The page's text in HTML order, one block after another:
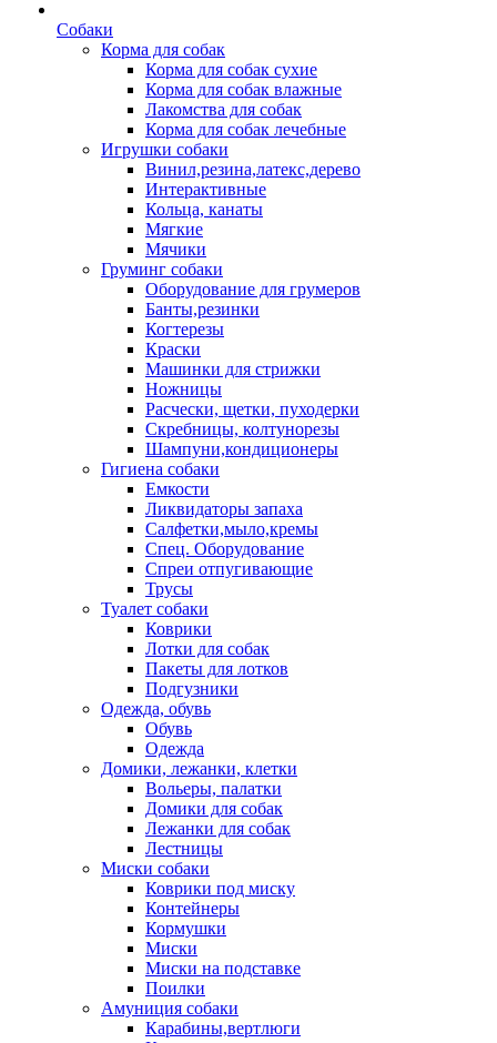
Собаки
Корма для собак
Корма для собак сухие
Корма для собак влажные
Лакомства для собак
Корма для собак лечебные
Игрушки собаки
Винил,резина,латекс,дерево
Интерактивные
Кольца, канаты
Мягкие
Мячики
Груминг собаки
Оборудование для грумеров
Банты,резинки
Когтерезы
Краски
Машинки для стрижки
Ножницы
Расчески, щетки, пуходерки
Скребницы, колтунорезы
Шампуни,кондиционеры
Гигиена собаки
Емкости
Ликвидаторы запаха
Салфетки,мыло,кремы
Спец. Оборудование
Спреи отпугивающие
Трусы
Туалет собаки
Коврики
Лотки для собак
Пакеты для лотков
Подгузники
Одежда, обувь
Обувь
Одежда
Домики, лежанки, клетки
Вольеры, палатки
Домики для собак
Лежанки для собак
Лестницы
Миски собаки
Коврики под миску
Контейнеры
Кормушки
Миски
Миски на подставке
Поилки
Амуниция собаки
Карабины,вертлюги